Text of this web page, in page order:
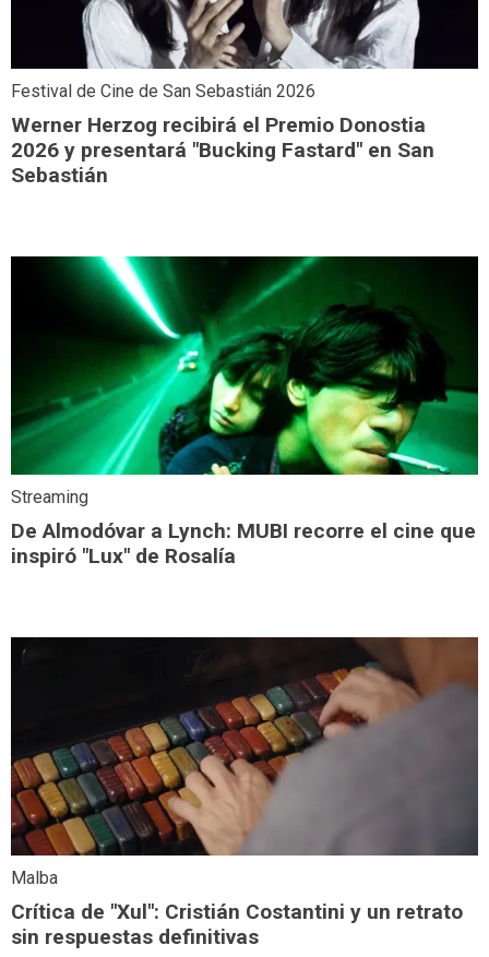
Festival de Cine de San Sebastián 2026
Werner Herzog recibirá el Premio Donostia
2026 y presentará "Bucking Fastard" en San
Sebastián
Streaming
De Almodóvar a Lynch: MUBI recorre el cine que
inspiró "Lux" de Rosalía
Malba
Crítica de "Xul": Cristián Costantini y un retrato
sin respuestas definitivas